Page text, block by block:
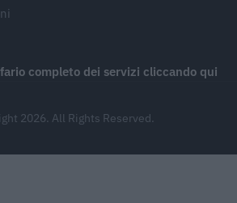
completo dei servizi cliccando qui
2026. All Rights Reserved.